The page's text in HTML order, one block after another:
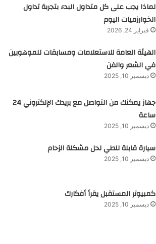
لماذا يجب على كل متداول البدء بتجربة تداول
الخوارزميات اليوم
فبراير 24, 2026
الهيئة العامة للاستعلامات ومسابقات للموهوبين
في الشعر والفن
ديسمبر 10, 2025
جهاز يمكنك من التواصل مع بريدك الإلكتروني 24
ساعة
ديسمبر 10, 2025
سيارة قابلة للطي لحل مشكلة الزحام
ديسمبر 10, 2025
كمبيوتر المستقبل يقرأ أفكارك
ديسمبر 10, 2025